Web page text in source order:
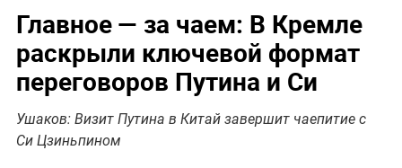
Главное — за чаем: В Кремле
раскрыли ключевой формат
переговоров Путина и Си
Ушаков: Визит Путина в Китай завершит чаепитие с
Си Цзиньпином